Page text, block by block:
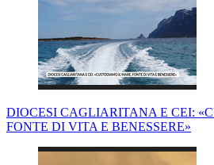
DIOCESI CAGLIARITANA E CEI:
FONTE DI VITA E BENESSERE»